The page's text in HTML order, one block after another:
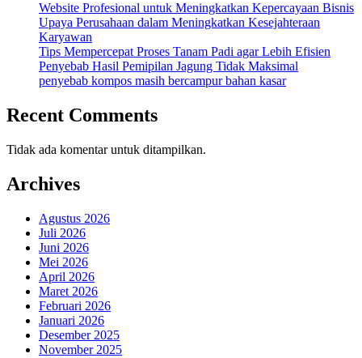
Website Profesional untuk Meningkatkan Kepercayaan Bisnis
Upaya Perusahaan dalam Meningkatkan Kesejahteraan
Karyawan
Tips Mempercepat Proses Tanam Padi agar Lebih Efisien
Penyebab Hasil Pemipilan Jagung Tidak Maksimal
penyebab kompos masih bercampur bahan kasar
Recent Comments
Tidak ada komentar untuk ditampilkan.
Archives
Agustus 2026
Juli 2026
Juni 2026
Mei 2026
April 2026
Maret 2026
Februari 2026
Januari 2026
Desember 2025
November 2025